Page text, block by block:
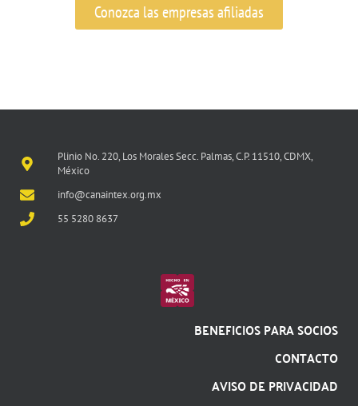
Conozca las empresas afiliadas
Plinio No. 220, Los Morales Secc. Palmas, C.P. 11510, CDMX,
México
info@canaintex.org.mx
55 5280 8637
BENEFICIOS PARA SOCIOS
CONTACTO
AVISO DE PRIVACIDAD